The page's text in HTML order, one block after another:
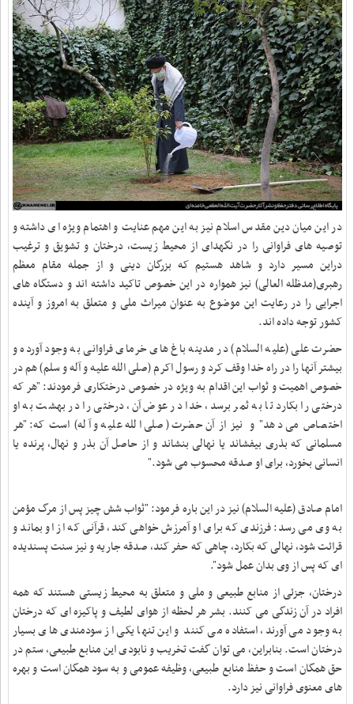
در این میان دین مقدس اسلام نیز به این مهم عنایت و اهتمام ویژه ای داشته و
توصیه های فراوانی را در نگهدای از محیط زیست، درختان و تشویق و ترغیب
دراین مسیر دارد و شاهد هستیم که بزرگان دینی و از جمله مقام معظم
رهبری(مدظله العالی) نیز همواره در این خصوص تاکید داشته اند و دستگاه های
اجرایی را در رعایت این موضوع به عنوان میراث ملی و متعلق به امروز و آینده
کشور توجه داده اند.
حضرت علی (علیه السلام) در مدینه باغ های خرمای فراوانی به وجود آورده و
بیشتر آنها را در راه خدا وقف کرد و رسول اکرم (صلی الله علیه و آله و سلم) هم در
خصوص اهمیت و ثواب این اقدام به ویژه در خصوص درختکاری فرمودند: "هر که
درختی را بکارد تا به ثمر برسد، خدا در عوض آن، درختی را در بهشت به او
اختصاص می دهد" و نیز از آن حضرت (صلی الله علیه و آله) است که: "هر
مسلمانی که بذری بیفشاند یا نهالی بنشاند و از حاصل آن بذر و نهال، پرنده یا
انسانی بخورد، برای او صدقه محسوب می شود.
"
امام صادق (علیه السلام) نیز در این باره فرمود: "ثواب شش چیز پس از مرگ مؤمن
به وی می رسد: فرزندی که برای او آمرزش خواهی کند، قرآنی که از او بماند و
قرائت شود، نهالی که بکارد، چاهی که حفر کند، صدقه جاریه و نیز سنت پسندیده
ای که پس از وی بدان عمل شود."
درختان، جزئی از منابع طبیعی و ملی و متعلق به محیط زیستی هستند که همه
افراد در آن زندگی می کنند. بشر هر لحظه از هوای لطیف و پاکیزه ای که درختان
به وجود می آورند، استفاده می کنند و این تنها یکی از سودمندی های بسیار
درختان است. بنابراین، می توان گفت تخریب و نابودی این منابع طبیعی، ستم در
حق همگان است و حفظ منابع طبیعی، وظیفه عمومی و به سود همگان است و بهره
های معنوی فراوانی نیز دارد.